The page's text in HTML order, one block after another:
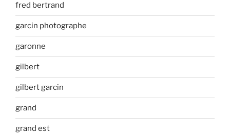
fred bertrand
garcin photographe
garonne
gilbert
gilbert garcin
grand
grand est